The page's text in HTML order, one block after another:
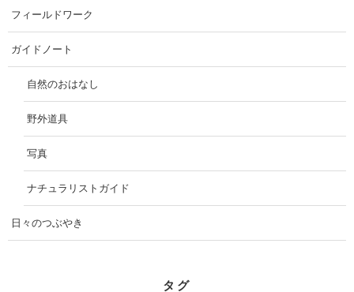
フィールドワーク
ガイドノート
自然のおはなし
野外道具
写真
ナチュラリストガイド
日々のつぶやき
タグ